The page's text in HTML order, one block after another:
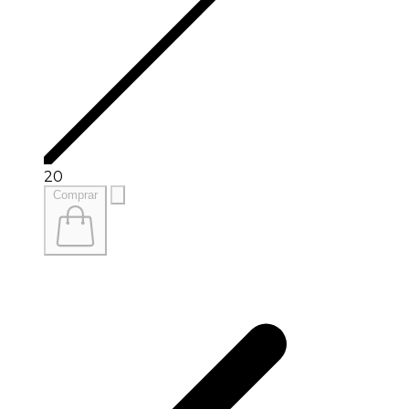
20
Comprar